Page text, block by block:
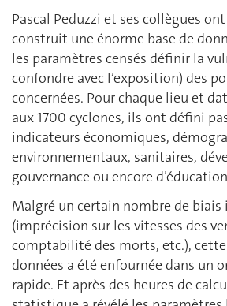
Pascal Peduzzi et ses collègues
construit une énorme base de
les paramètres censés définir la
confondre avec l’exposition) des
concernées. Pour chaque lieu et
aux 1700 cyclones, ils ont défini
indicateurs économiques,
environnementaux, sanitaires,
gouvernance ou encore
Malgré un certain nombre de biais
(imprécision sur les vitesses des
comptabilité des morts, etc.),
données a été enfournée dans un
rapide. Et après des heures de